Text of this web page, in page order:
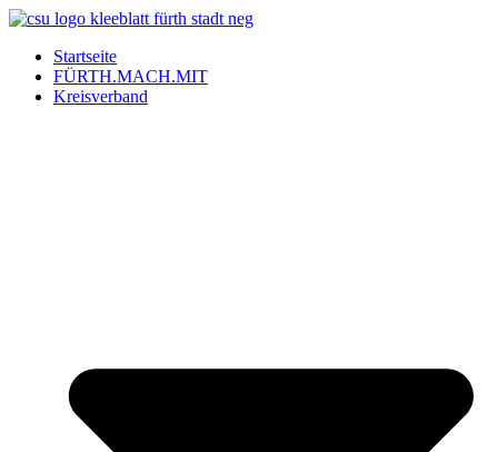
Startseite
FÜRTH.MACH.MIT
Kreisverband